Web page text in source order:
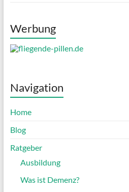
Werbung
Navigation
Home
Blog
Ratgeber
Ausbildung
Was ist Demenz?